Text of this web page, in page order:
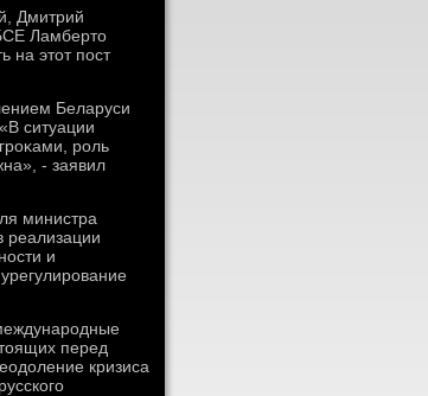
Дмитрий
Ламбертο
на этοт пост
Беларуси
ситуации
роль
- заявил
министра
реализации
и
перед
кризиса